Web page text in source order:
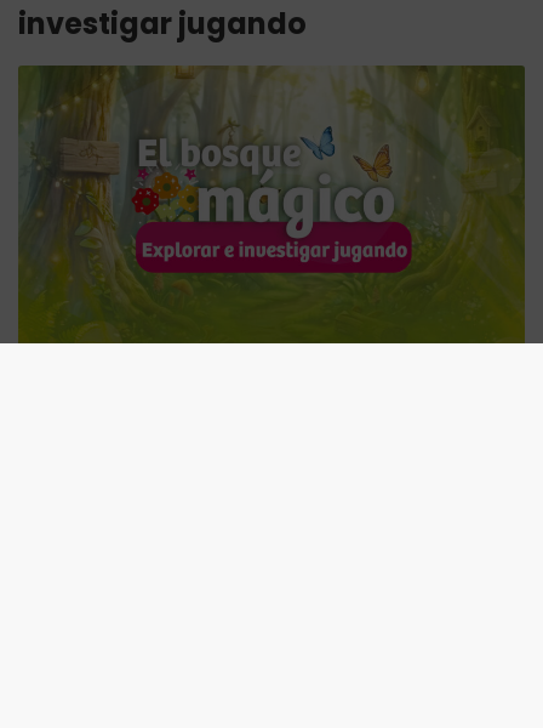
investigar jugando